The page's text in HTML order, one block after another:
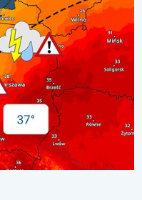
. . sobota, 1 sierpnia